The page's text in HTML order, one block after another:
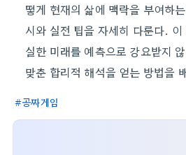
떻게 현재의 삶에 맥락을 부여하
시와 실전 팁을 자세히 다룬다.
실한 미래를 예측으로 강요받지
맞춘 합리적 해석을 얻는 방법을
공짜게임